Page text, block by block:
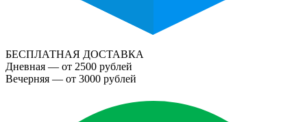
БЕСПЛАТНАЯ ДОСТАВКА
Дневная — от 2500 рублей
Вечерняя — от 3000 рублей